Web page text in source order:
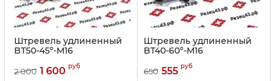
Штревель удлиненный
BT50-45°-M16
2 000 1 600 руб
Штревель удлиненный
BT40-60°-M16
650 555 руб